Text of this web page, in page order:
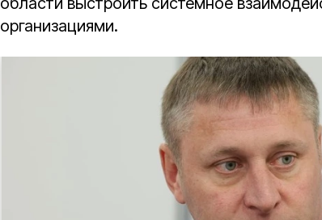
организациями.